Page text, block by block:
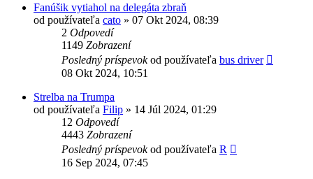
Fanúšik vytiahol na delegáta zbraň
od používateľa cato » 07 Okt 2024, 08:39
2 Odpovedí
1149 Zobrazení
Posledný príspevokod používateľa bus driver
08 Okt 2024, 10:51
Strelba na Trumpa
od používateľa Filip » 14 Júl 2024, 01:29
12 Odpovedí
4443 Zobrazení
Posledný príspevokod používateľa R
16 Sep 2024, 07:45